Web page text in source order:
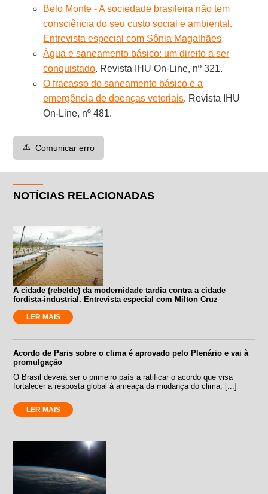
Belo Monte - A sociedade brasileira não tem
consciência do seu custo social e ambiental.
Entrevista especial com Sônia Magalhães
Água e saneamento básico: um direito a ser
conquistado. Revista IHU On-Line, nº 321.
O fracasso do saneamento básico e a
emergência de doenças vetoriais. Revista IHU
On-Line, nº 481.
⚠️ Comunicar erro
NOTÍCIAS RELACIONADAS
A cidade (rebelde) da modernidade tardia contra a cidade
fordista-industrial. Entrevista especial com Milton Cruz
LER MAIS
Acordo de Paris sobre o clima é aprovado pelo Plenário e vai à
promulgação
O Brasil deverá ser o primeiro país a ratificar o acordo que visa
fortalecer a resposta global à ameaça da mudança do clima, [...]
LER MAIS